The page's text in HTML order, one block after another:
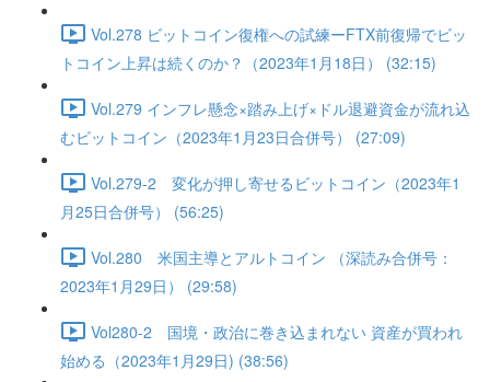
Vol.278 ビットコイン復権への試練ーFTX前復帰でビッ
トコイン上昇は続くのか？（2023年1月18日） (32:15)
Vol.279 インフレ懸念×踏み上げ×ドル退避資金が流れ込
むビットコイン（2023年1月23日合併号） (27:09)
Vol.279-2 変化が押し寄せるビットコイン（2023年1
月25日合併号） (56:25)
Vol.280 米国主導とアルトコイン （深読み合併号：
2023年1月29日） (29:58)
Vol280-2 国境・政治に巻き込まれない 資産が買われ
始める（2023年1月29日) (38:56)